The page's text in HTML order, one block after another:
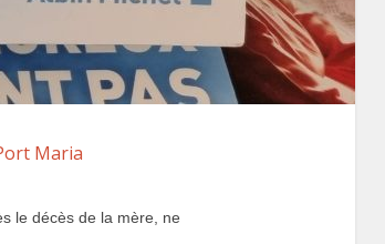
Maria
le décès de la mère, ne